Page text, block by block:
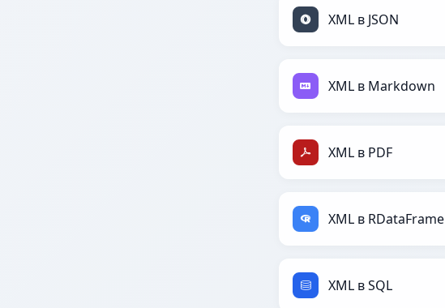
XML в JSON
XML в Markdown
XML в PDF
XML в RDataFrame
XML в SQL